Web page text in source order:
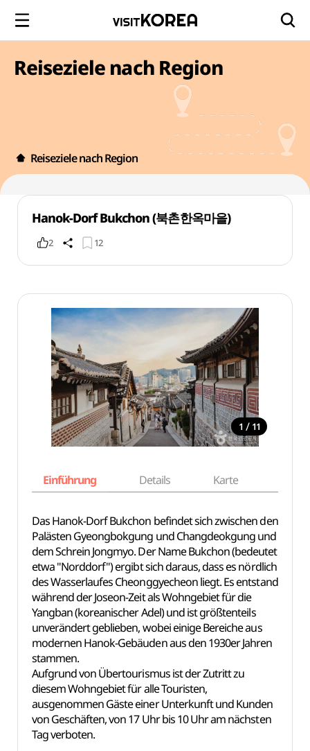
Reiseziele nach Region
Reiseziele nach Region
Hanok-Dorf Bukchon (북촌한옥마을)
2 12
1 / 11
Einführung Details Karte
Das Hanok-Dorf Bukchon befindet sich zwischen den
Palästen Gyeongbokgung und Changdeokgung und
dem Schrein Jongmyo. Der Name Bukchon (bedeutet
etwa "Norddorf") ergibt sich daraus, dass es nördlich
des Wasserlaufes Cheonggyecheon liegt. Es entstand
während der Joseon-Zeit als Wohngebiet für die
Yangban (koreanischer Adel) und ist größtenteils
unverändert geblieben, wobei einige Bereiche aus
modernen Hanok-Gebäuden aus den 1930er Jahren
stammen.
Aufgrund von Übertourismus ist der Zutritt zu
diesem Wohngebiet für alle Touristen,
ausgenommen Gäste einer Unterkunft und Kunden
von Geschäften, von 17 Uhr bis 10 Uhr am nächsten
Tag verboten.